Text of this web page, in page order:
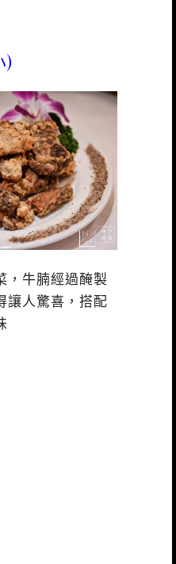
)
，牛腩經過醃製
讓人驚喜，搭配